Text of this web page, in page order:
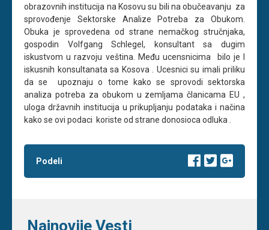
obrazovnih institucija na Kosovu su bili na obučeavanju za
sprovođenje Sektorske Analize Potreba za Obukom.
Obuka je sprovedena od strane nemačkog stručnjaka,
gospodin Volfgang Schlegel, konsultant sa dugim
iskustvom u razvoju veština. Među ucensnicima bilo je I
iskusnih konsultanata sa Kosova . Ucesnici su imali priliku
da se upoznaju o tome kako se sprovodi sektorska
analiza potreba za obukom u zemljama članicama EU ,
uloga državnih institucija u prikupljanju podataka i načina
kako se ovi podaci koriste od strane donosioca odluka .
Podeli
Najnovije Vesti